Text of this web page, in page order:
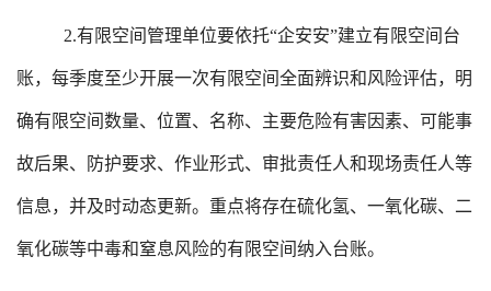
2.有限空间管理单位要依托“企安安”建立有限空间台
账，每季度至少开展一次有限空间全面辨识和风险评估，明
确有限空间数量、位置、名称、主要危险有害因素、可能事
故后果、防护要求、作业形式、审批责任人和现场责任人等
信息，并及时动态更新。重点将存在硫化氢、一氧化碳、二
氧化碳等中毒和窒息风险的有限空间纳入台账。